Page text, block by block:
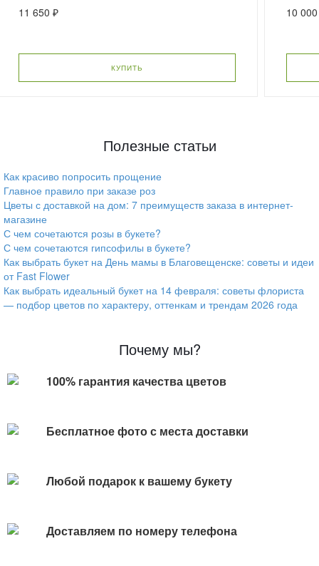
11 650 ₽
КУПИТЬ
10
Полезные статьи
Как красиво попросить прощение
Главное правило при заказе роз
Цветы с доставкой на дом: 7 преимуществ заказа в интернет-
магазине
С чем сочетаются розы в букете?
С чем сочетаются гипсофилы в букете?
Как выбрать букет на День мамы в Благовещенске: советы и идеи
от Fast Flower
Как выбрать идеальный букет на 14 февраля: советы флориста
— подбор цветов по характеру, оттенкам и трендам 2026 года
Почему мы?
100% гарантия качества цветов
Бесплатное фото с места доставки
Любой подарок к вашему букету
Доставляем по номеру телефона